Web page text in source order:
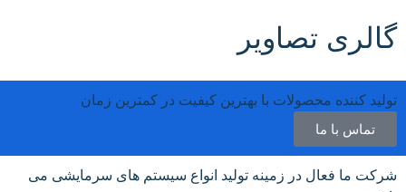
گالری تصاویر
تولید کننده محصولات با بهترین کیفیت در کمترین زمان
تماس با ما
شرکت ما فعال در زمینه تولید انواع سیستم های سرمایشی می